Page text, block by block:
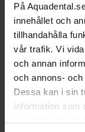
På
innehållet och
tillhandahålla
vår trafik. Vi
och annan
och annons-
Dessa kan i sin
information som
samlat in när du
Om en
skadats
Om det är en
endast en bit